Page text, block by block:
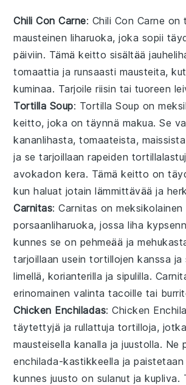
Chili Con Carne: Chili Con Carne on
mausteinen liharuoka, joka sopii
päiviin. Tämäkeitto sisältää
tomaattia ja runsaasti mausteita,
kuminaa. Tarjoile riisin tai tuoreen
Tortilla Soup: Tortilla Soup on
keitto, joka on täynnä makua. Se
kananlihasta, tomaateista,
ja se tarjoillaan rapeiden
avokadon kera. Tämäkeitto on
kun haluat jotain lämmittävää ja
Carnitas: Carnitas on meksikolainen
porsaanliharuoka, jossa liha
kunnes se on pehmeää ja
tarjoillaan useintortillojen kanssa ja
limellä, korianterilla ja sipulilla.
erinomainen valintatacoille tai
Chicken Enchiladas: Chicken
täytettyjä ja rullattuja tortilloja,
mausteisella kanalla ja juustolla. Ne
enchilada-kastikkeella ja paistetaan
kunnes juusto on sulanut ja kupliva.